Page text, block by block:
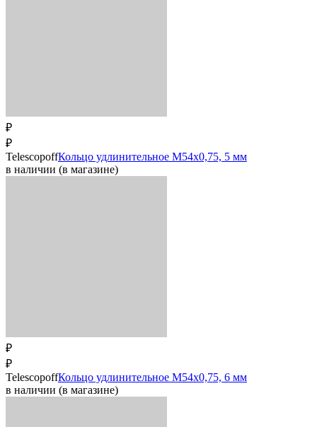
₽
₽
TelescopoffКольцо удлинительное M54x0,75, 5 мм
в наличии (в магазине)
₽
₽
TelescopoffКольцо удлинительное M54x0,75, 6 мм
в наличии (в магазине)